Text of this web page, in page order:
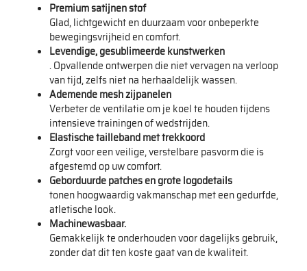
Premium satijnen stof
Glad, lichtgewicht en duurzaam voor onbeperkte
bewegingsvrijheid en comfort.
Levendige, gesublimeerde kunstwerken
. Opvallende ontwerpen die niet vervagen na verloop
van tijd, zelfs niet na herhaaldelijk wassen.
Ademende mesh zijpanelen
Verbeter de ventilatie om je koel te houden tijdens
intensieve trainingen of wedstrijden.
Elastische tailleband met trekkoord
Zorgt voor een veilige, verstelbare pasvorm die is
afgestemd op uw comfort.
Geborduurde patches en grote logodetails
tonen hoogwaardig vakmanschap met een gedurfde,
atletische look.
Machinewasbaar.
Gemakkelijk te onderhouden voor dagelijks gebruik,
zonder dat dit ten koste gaat van de kwaliteit.